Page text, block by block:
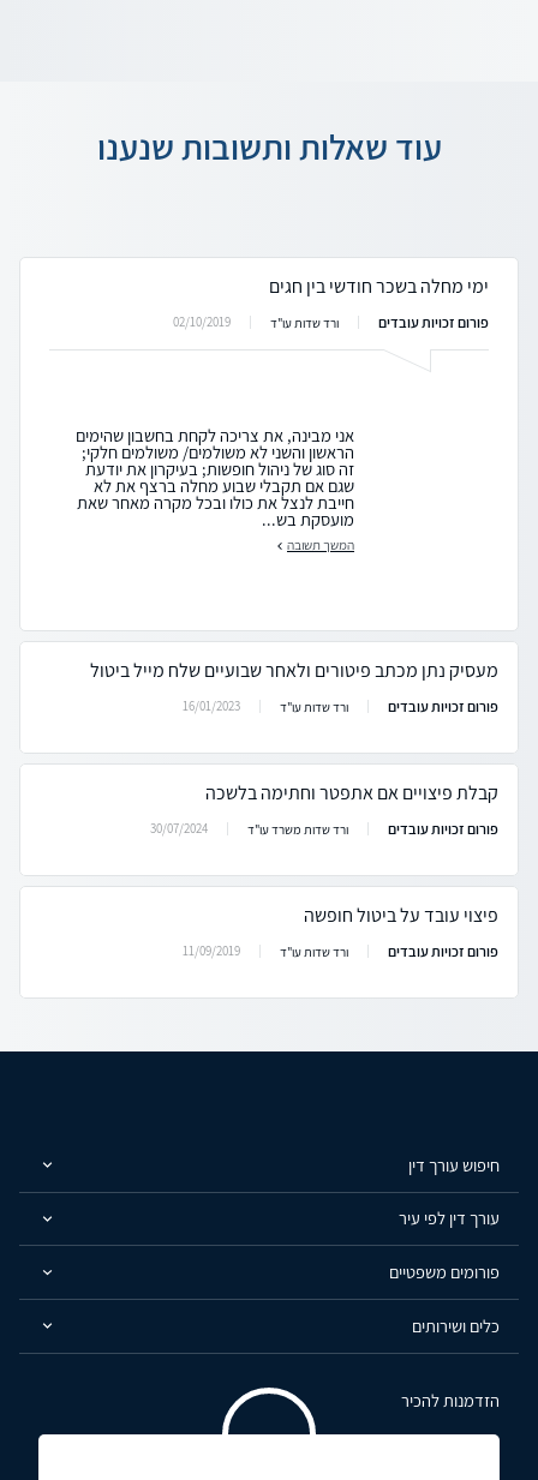
עוד שאלות ותשובות שנענו
ימי מחלה בשכר חודשי בין חגים
פורום זכויות עובדים ורד שדות עו"ד 02/10/2019
אני מבינה, את צריכה לקחת בחשבון שהימים
הראשון והשני לא משולמים/ משולמים חלקי;
זה סוג של ניהול חופשות; בעיקרון את יודעת
שגם אם תקבלי שבוע מחלה ברצף את לא
חייבת לנצל את כולו ובכל מקרה מאחר שאת
מועסקת בש...
המשך תשובה
מעסיק נתן מכתב פיטורים ולאחר שבועיים שלח מייל ביטול
פורום זכויות עובדים ורד שדות עו"ד 16/01/2023
קבלת פיצויים אם אתפטר וחתימה בלשכה
פורום זכויות עובדים ורד שדות משרד עו"ד 30/07/2024
פיצוי עובד על ביטול חופשה
פורום זכויות עובדים ורד שדות עו"ד 11/09/2019
חיפוש עורך דין
עורך דין לפי עיר
פורומים משפטיים
כלים ושירותים
הזדמנות להכיר